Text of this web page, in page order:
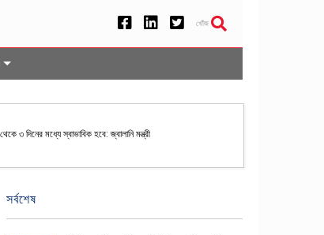
খোঁজ
তফসিল ঘোষণা করল ইসি
সর্বশেষ